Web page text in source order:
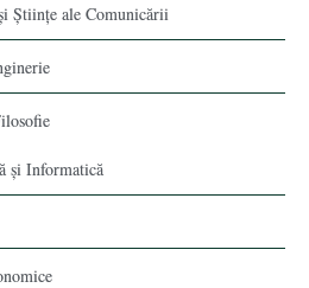
Ştiinţe ale Comunicării
şi Informatică